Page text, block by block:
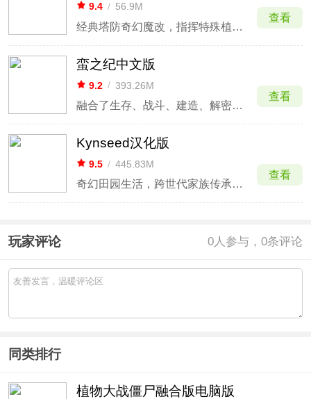
9.4 / 56.9M
经典塔防奇幻魔改，指挥特殊植物抵御异界僵尸狂潮。
查看
蛮之纪中文版
9.2 / 393.26M
融合了生存、战斗、建造、解密甚至塔防等多种要素
查看
Kynseed汉化版
9.5 / 445.83M
奇幻田园生活，跨世代家族传承冒险
查看
玩家评论 0人参与，0条评论
同类排行
植物大战僵尸融合版电脑版